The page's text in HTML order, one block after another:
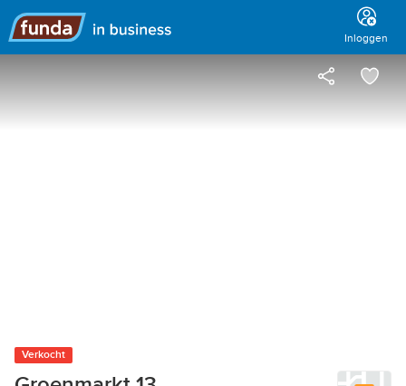
Hoofdmenu
Inloggen
Verkocht